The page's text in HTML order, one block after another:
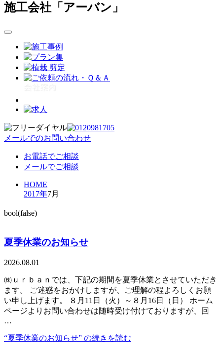
施工会社「アーバン」
メールでのお問い合わせ
お電話でご相談
メールでご相談
HOME
2017年7月
bool(false)
夏季休業のお知らせ
2026.08.01
㈱ｕｒｂａｎでは、下記の期間を夏季休業とさせていただき
ます。 ご迷惑をおかけしますが、ご理解の程よろしくお願
い申し上げます。 ８月11日（火）～８月16日（日） ホーム
ページよりお問い合わせは随時受け付けておりますが、回
…
“夏季休業のお知らせ” の続きを読む